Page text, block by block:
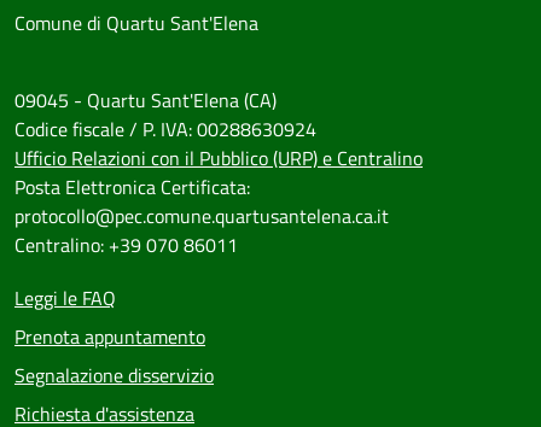
Comune di Quartu Sant'Elena
09045 - Quartu Sant'Elena (CA)
Codice fiscale / P. IVA: 00288630924
Ufficio Relazioni con il Pubblico (URP) e Centralino
Posta Elettronica Certificata:
protocollo@pec.comune.quartusantelena.ca.it
Centralino: +39 070 86011
Leggi le FAQ
Prenota appuntamento
Segnalazione disservizio
Richiesta d'assistenza